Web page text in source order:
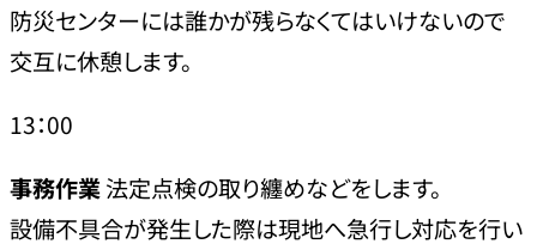
防災センターには誰かが残らなくてはいけないので
交互に休憩します。
13：00
事務作業法定点検の取り纏めなどをします。
設備不具合が発生した際は現地へ急行し対応を行い